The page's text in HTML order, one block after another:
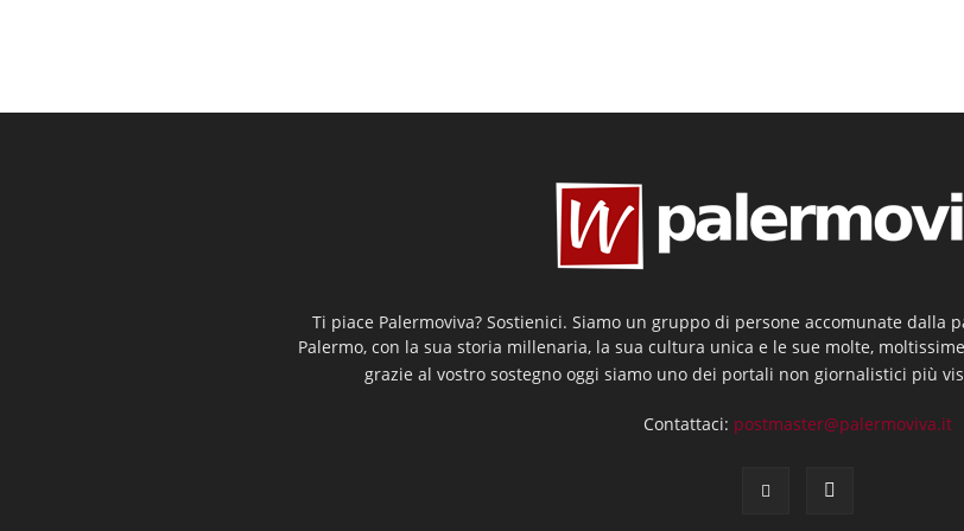
Ti piace Palermoviva? Sostienici. Siamo un gruppo di persone accomunate dalla
Palermo, con la sua storia millenaria, la sua cultura unica e le sue molte,
grazie al vostro sostegno oggi siamo uno dei portali non giornalistici più
Contattaci: postmaster@palermoviva.it